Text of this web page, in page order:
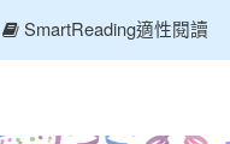
SmartReading適性閱讀